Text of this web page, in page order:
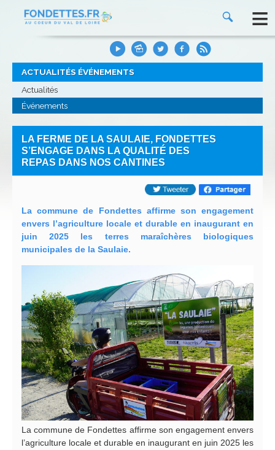
≡
ACTUALITÉS ÉVÉNEMENTS
Actualités
Événements
LA FERME DE LA SAULAIE, FONDETTES
S’ENGAGE DANS LA QUALITÉ DES
REPAS DANS NOS CANTINES
La commune de Fondettes affirme son engagement
envers l’agriculture locale et durable en inaugurant en
juin 2025 les terres maraîchères biologiques
municipales de la Saulaie.
La commune de Fondettes affirme son engagement envers
l’agriculture locale et durable en inaugurant en juin 2025 les